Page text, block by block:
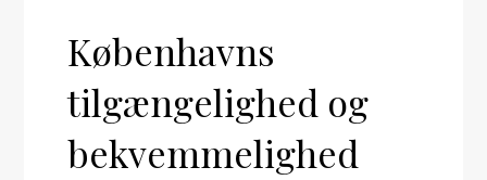
Københavns
tilgængelighed og
bekvemmelighed